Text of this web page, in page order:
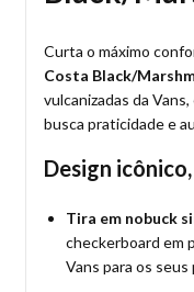
Curta o máximo
Costa Black/
vulcanizadas da
busca praticidade e
Design
Tira em nobuck
checkerboard em
Vans para os seus